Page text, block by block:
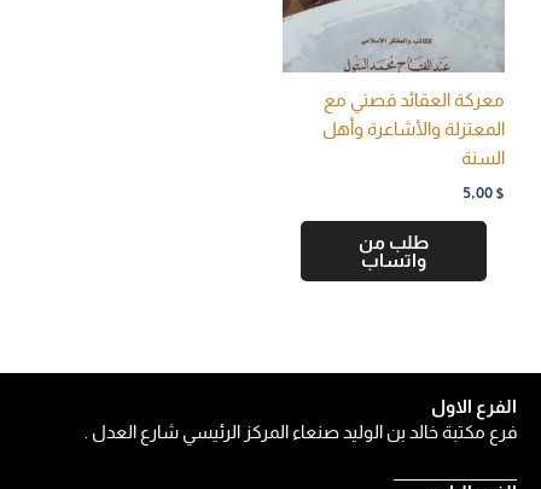
معركة العقائد قصتي مع
المعتزلة والأشاعرة وأهل
السنة
5,00 $
طلب من
واتساب
الفرع الاول
فرع مكتبة خالد بن الوليد صنعاء المركز الرئيسي شارع العدل .